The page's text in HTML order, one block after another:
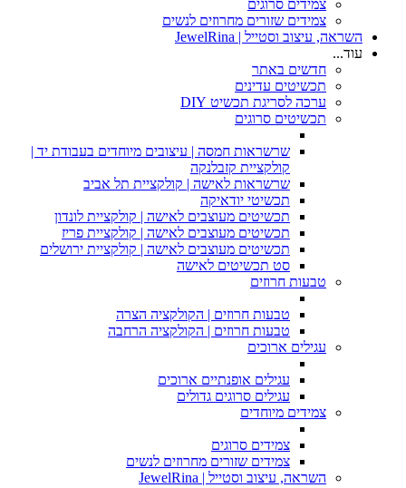
צמידים סרוגים
צמידים שזורים מחרוזים לנשים
השראה, עיצוב וסטייל | JewelRina
עוד...
חדשים באתר
תכשיטים עדינים
ערכה לסריגת תכשיט DIY
תכשיטים סרוגים
שרשראות חמסה | עיצובים מיוחדים בעבודת יד |
קולקציית קזבלנקה
שרשראות לאישה | קולקציית תל אביב
תכשיטי יודאיקה
תכשיטים מעוצבים לאישה | קולקציית לונדון
תכשיטים מעוצבים לאישה | קולקציית פריז
תכשיטים מעוצבים לאישה | קולקציית ירושלים
סט תכשיטים לאישה
טבעות חרוזים
טבעות חרוזים | הקולקציה הצרה
טבעות חרוזים | הקולקציה הרחבה
עגילים ארוכים
עגילים אופנתיים ארוכים
עגילים סרוגים גדולים
צמידים מיוחדים
צמידים סרוגים
צמידים שזורים מחרוזים לנשים
השראה, עיצוב וסטייל | JewelRina